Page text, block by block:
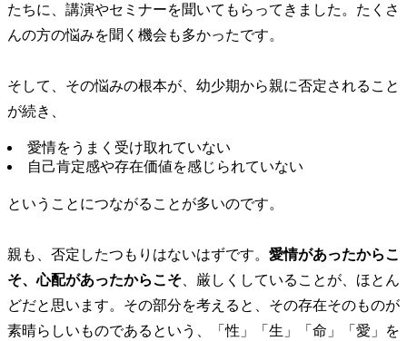
たちに、講演やセミナーを聞いてもらってきました。たくさ
んの方の悩みを聞く機会も多かったです。
そして、その悩みの根本が、幼少期から親に否定されること
が続き、
愛情をうまく受け取れていない
自己肯定感や存在価値を感じられていない
ということにつながることが多いのです。
親も、否定したつもりはないはずです。 愛情があったからこ
そ、心配があったからこそ 、厳しくしていることが、ほとん
どだと思います。その部分を考えると、その存在そのものが
素晴らしいものであるという、「性」「生」「命」「愛」を